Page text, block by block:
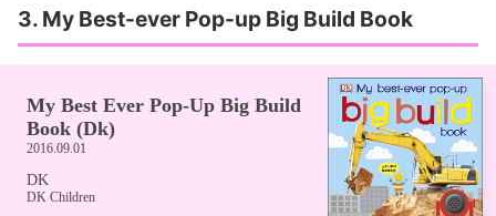
3. My Best-ever Pop-up Big Build Book